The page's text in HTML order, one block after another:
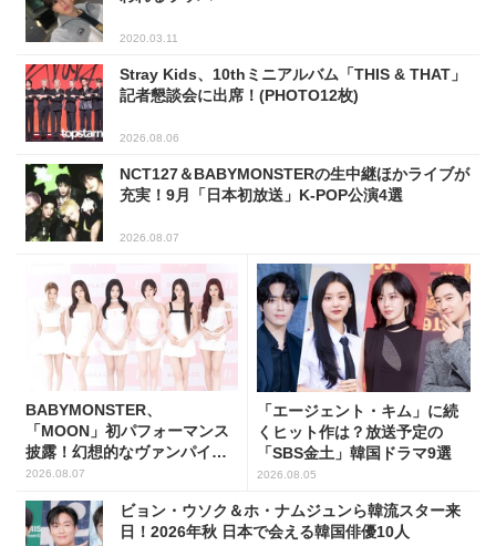
2020.03.11
Stray Kids、10thミニアルバム「THIS & THAT」
記者懇談会に出席！(PHOTO12枚)
2026.08.06
NCT127＆BABYMONSTERの生中継ほかライブが
充実！9月「日本初放送」K-POP公演4選
2026.08.07
BABYMONSTER、
「MOON」初パフォーマンス
披露！幻想的なヴァンパイア
の世界観を表現
2026.08.07
「エージェント・キム」に続
くヒット作は？放送予定の
「SBS金土」韓国ドラマ9選
2026.08.05
ビョン・ウソク＆ホ・ナムジュンら韓流スター来
日！2026年秋 日本で会える韓国俳優10人